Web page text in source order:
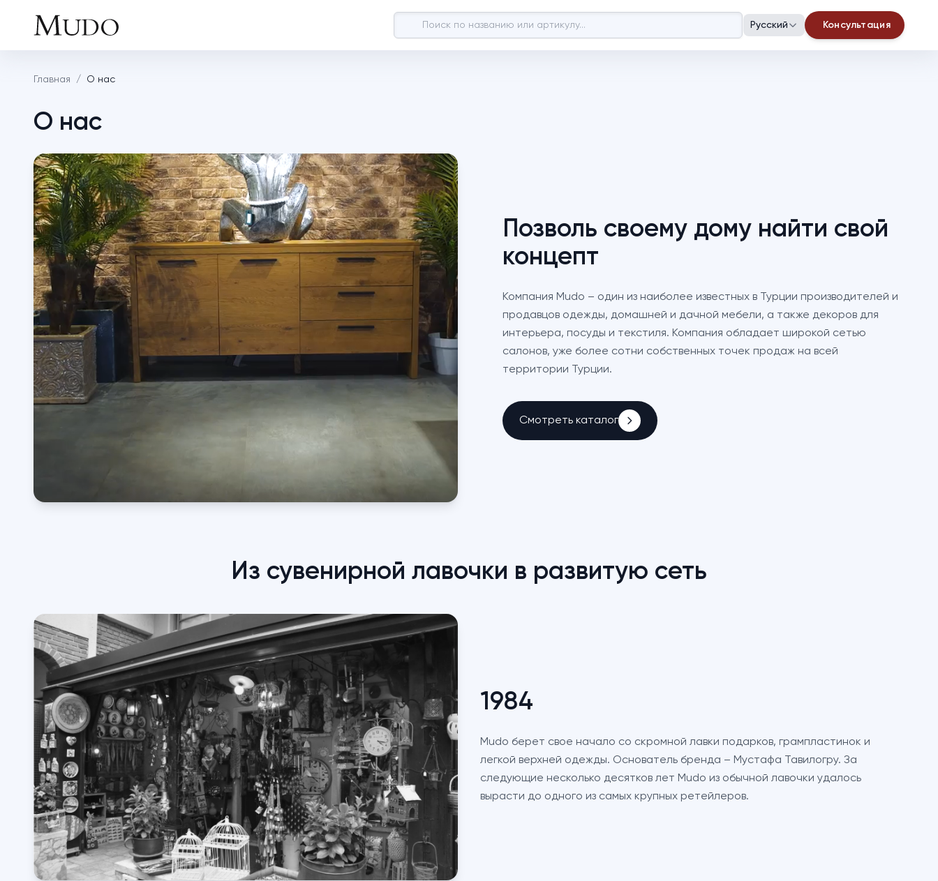
Русский Консультация
Главная / О нас
О нас
Позволь своему дому найти свой
концепт
Компания Mudo – один из наиболее известных в Турции производителей и
продавцов одежды, домашней и дачной мебели, а также декоров для
интерьера, посуды и текстиля. Компания обладает широкой сетью
салонов, уже более сотни собственных точек продаж на всей
территории Турции.
Смотреть каталог
Из сувенирной лавочки в развитую сеть
1984
Mudo берет свое начало со скромной лавки подарков, грампластинок и
легкой верхней одежды. Основатель бренда – Мустафа Тавилогру. За
следующие несколько десятков лет Mudo из обычной лавочки удалось
вырасти до одного из самых крупных ретейлеров.